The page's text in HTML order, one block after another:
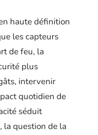
haute définition
les capteurs
de feu, la
plus
intervenir
quotidien de
séduit
la question de la